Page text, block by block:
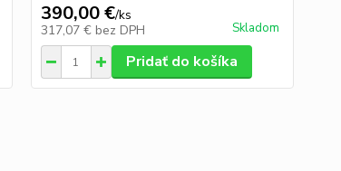
390,00 €/ks
317,07 € bez DPH Skladom
Pridať do košíka